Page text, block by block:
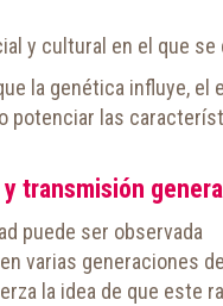
y cultural en el que se
la genética influye, el
potenciar las
transmisión
puede ser observada
varias generaciones
la idea de que este